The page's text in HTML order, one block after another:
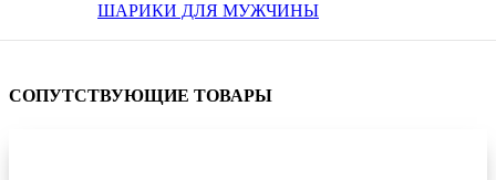
ШАРИКИ ДЛЯ МУЖЧИНЫ
СОПУТСТВУЮЩИЕ ТОВАРЫ